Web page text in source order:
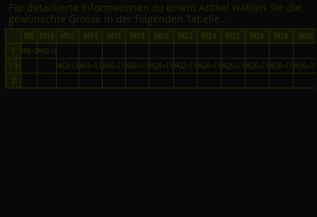
Für detaillierte Informationen zu einem Artikel wählen Sie die
gewünschte Grösse in der folgenden Tabelle...
M8×1 M10×1
M12×1.5 M14×1.5 M16×1.5 M18×1.5 M20×1.5 M22×1.5 M24×1.5 M25×1.5 M26×1.5 M28×1.5